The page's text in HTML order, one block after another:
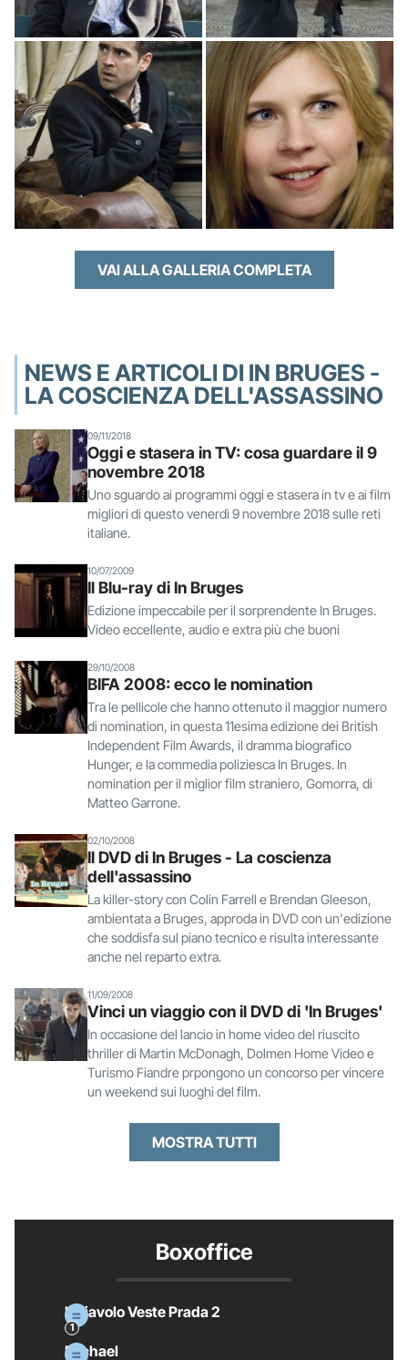
VAI ALLA GALLERIA COMPLETA
NEWS E ARTICOLI DI IN BRUGES -
LA COSCIENZA DELL'ASSASSINO
09/11/2018
Oggi e stasera in TV: cosa guardare il 9
novembre 2018
Uno sguardo ai programmi oggi e stasera in tv e ai film
migliori di questo venerdì 9 novembre 2018 sulle reti
italiane.
10/07/2009
Il Blu-ray di In Bruges
Edizione impeccabile per il sorprendente In Bruges.
Video eccellente, audio e extra più che buoni
29/10/2008
BIFA 2008: ecco le nomination
Tra le pellicole che hanno ottenuto il maggior numero
di nomination, in questa 11esima edizione dei British
Independent Film Awards, il dramma biografico
Hunger, e la commedia poliziesca In Bruges. In
nomination per il miglior film straniero, Gomorra, di
Matteo Garrone.
02/10/2008
Il DVD di In Bruges - La coscienza
dell'assassino
La killer-story con Colin Farrell e Brendan Gleeson,
ambientata a Bruges, approda in DVD con un'edizione
che soddisfa sul piano tecnico e risulta interessante
anche nel reparto extra.
11/09/2008
Vinci un viaggio con il DVD di 'In Bruges'
In occasione del lancio in home video del riuscito
thriller di Martin McDonagh, Dolmen Home Video e
Turismo Fiandre prpongono un concorso per vincere
un weekend sui luoghi del film.
MOSTRA TUTTI
Boxoffice
Il Diavolo Veste Prada 2
Michael